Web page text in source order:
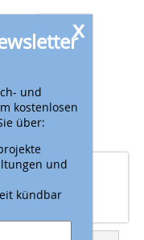
verdichteten
Lutz.
x
und
kostenlosen
über:
und
kündbar